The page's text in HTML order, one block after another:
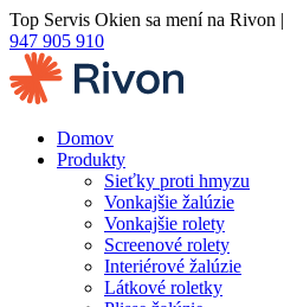
Preskočiť
na
obsah
Top Servis Okien sa mení na Rivon |
947 905 910
Domov
Produkty
Sieťky proti hmyzu
Vonkajšie žalúzie
Vonkajšie rolety
Screenové rolety
Interiérové žalúzie
Látkové roletky